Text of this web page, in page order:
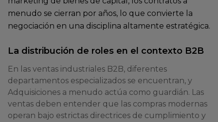
menudo se cierran por años, lo que convierte la
negociación en una disciplina altamente estratégica.
La distribución de roles en el contexto B2B
En las ventas industriales B2B, diferentes
departamentos especializados se encuentran, y
Adquisiciones a menudo actúa como guardián. Las
ventas deben entender que las compras modernas
operan bajo estrictas directrices de cumplimiento y